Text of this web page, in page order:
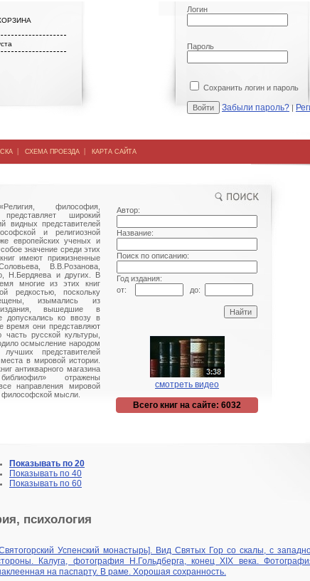
Логин
Пароль
Сохранить логин и пароль
Забыли пароль? |
| СХЕМА ПРОЕЗДА | КАРТА САЙТА
философия,
представляет широкий
видных представителей
и религиозной
европейских ученых и
значение среди этих
имеют прижизненные
В.В.Розанова,
Н.Бердяева и других. В
многие из этих книг
редкостью, поскольку
изымались из
издания, вышедшие в
допускались ко ввозу в
время они представляют
русской культуры,
осмысление народом
представителей
места в мировой истории.
антикварного магазина
отражены
направления мировой
философской мысли.
Автор:
Название:
Поиск по описанию:
Год издания:
от:
до:
смотреть видео
Всего книг на сайте: 6032
Показывать по 20
Показывать по 40
Показывать по 60
психология
Успенский монастырь]. Вид Святых Гор со скалы, с
Калуга, фотография Н.Гольдберга, конец XIX века.
на паспарту. В раме. Хорошая сохранность.